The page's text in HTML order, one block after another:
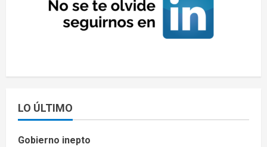
LO ÚLTIMO
Gobierno inepto